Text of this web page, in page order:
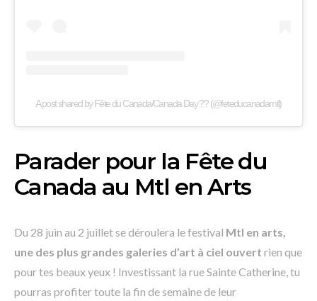
A post shared by Fête du Canada/Canada Day ?? (@feteducanadamtl)
Parader pour la Fête du
Canada au Mtl en Arts
Du 28 juin au 2 juillet se déroulera le festival Mtl en arts,
une des plus grandes galeries d’art à ciel ouvert rien que
pour tes beaux yeux ! Investissant la rue Sainte Catherine, tu
pourras profiter toute la fin de semaine de leur